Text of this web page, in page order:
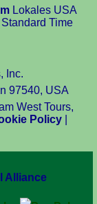
Lokales USA
Time
Inc.
97540, USA
West Tours,
Policy